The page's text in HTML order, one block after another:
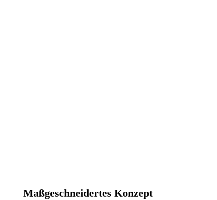
Maßgeschneidertes Konzept